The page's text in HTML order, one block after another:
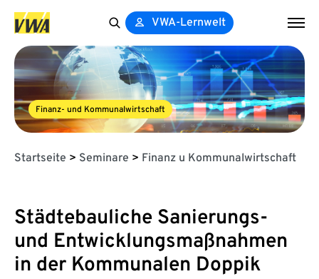
for:
VWA-Lernwelt
Finanz- und Kommunalwirtschaft
Startseite > Seminare > Finanz u Kommunalwirtschaft
Städtebauliche Sanierungs-
und Entwicklungsmaßnahmen
in der Kommunalen Doppik